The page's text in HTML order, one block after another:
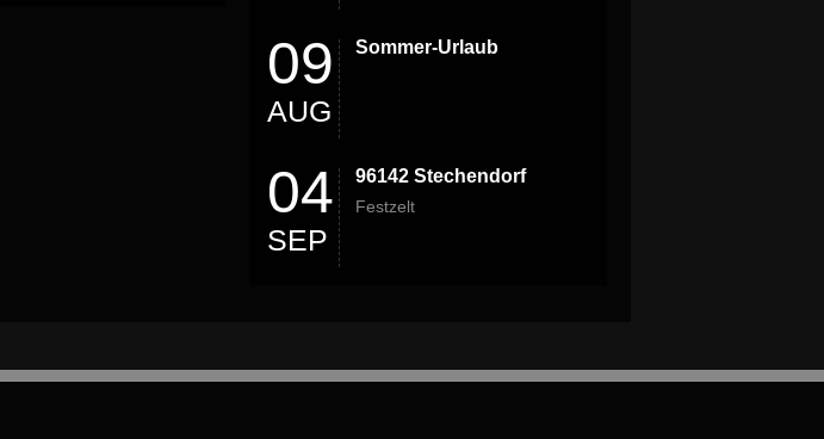
09
AUG
Sommer-Urlaub
04
SEP
96142 Stechendorf
Festzelt